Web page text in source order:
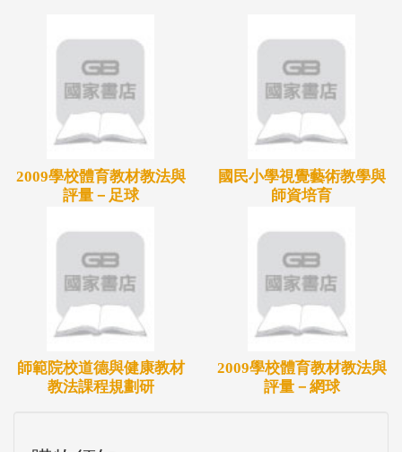
2009學校體育教材教法與
評量－足球
國民小學視覺藝術教學與
師資培育
師範院校道德與健康教材
教法課程規劃研
2009學校體育教材教法與
評量－網球